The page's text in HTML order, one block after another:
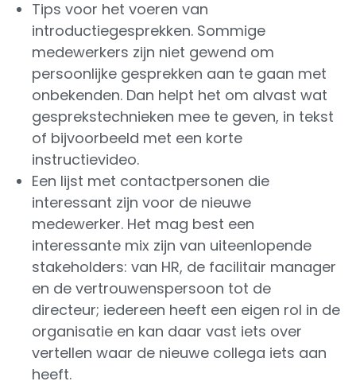
Tips voor het voeren van
introductiegesprekken. Sommige
medewerkers zijn niet gewend om
persoonlijke gesprekken aan te gaan met
onbekenden. Dan helpt het om alvast wat
gesprekstechnieken mee te geven, in tekst
of bijvoorbeeld met een korte
instructievideo.
Een lijst met contactpersonen die
interessant zijn voor de nieuwe
medewerker. Het mag best een
interessante mix zijn van uiteenlopende
stakeholders: van HR, de facilitair manager
en de vertrouwenspersoon tot de
directeur; iedereen heeft een eigen rol in de
organisatie en kan daar vast iets over
vertellen waar de nieuwe collega iets aan
heeft.